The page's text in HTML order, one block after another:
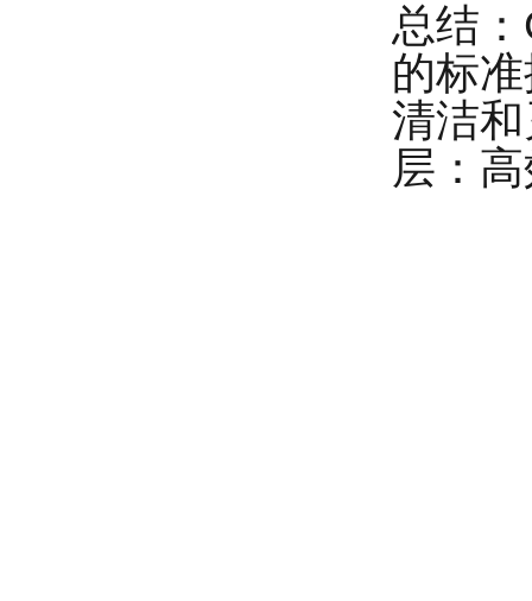
总结
的标
清洁
层：